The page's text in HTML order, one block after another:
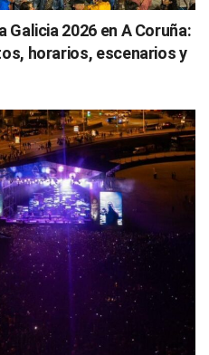
2026 en A Coruña:
horarios, escenarios y